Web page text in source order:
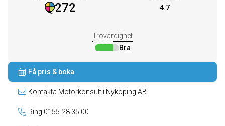
272
4.7
Trovärdighet
Bra
Få pris & boka
Kontakta Motorkonsult i Nyköping AB
Ring 0155-28 35 00